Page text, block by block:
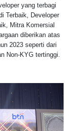
yang terbagi
Terbaik, Developer
Mitra Komersial
diberikan atas
2023 seperti dari
Non-KYG tertinggi.